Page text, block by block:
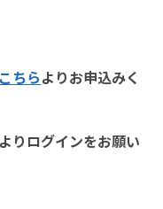
こちらよりお申込みく
りログインをお願い